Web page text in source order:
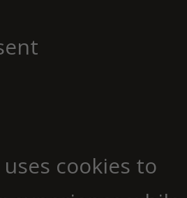
cookies to